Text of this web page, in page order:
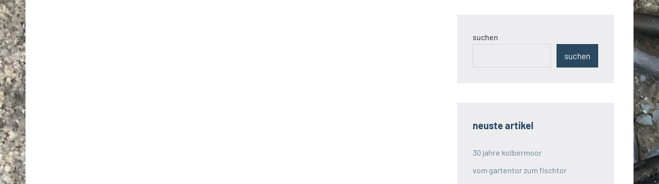
suchen
suchen
neuste artikel
30 jahre kolbermoor
vom gartentor zum fischtor